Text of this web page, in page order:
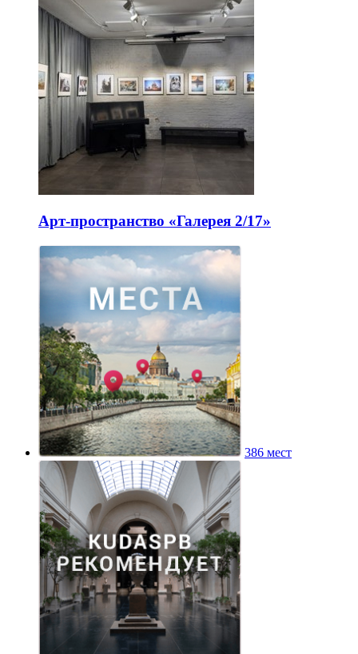
Арт-пространство «Галерея 2/17»
386 мест